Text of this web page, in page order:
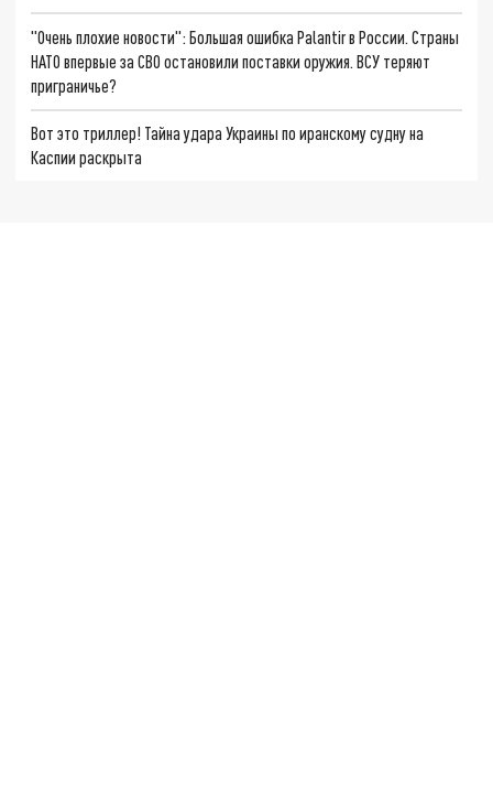
"Очень плохие новости": Большая ошибка Palantir в России. Страны
НАТО впервые за СВО остановили поставки оружия. ВСУ теряют
приграничье?
Вот это триллер! Тайна удара Украины по иранскому судну на
Каспии раскрыта